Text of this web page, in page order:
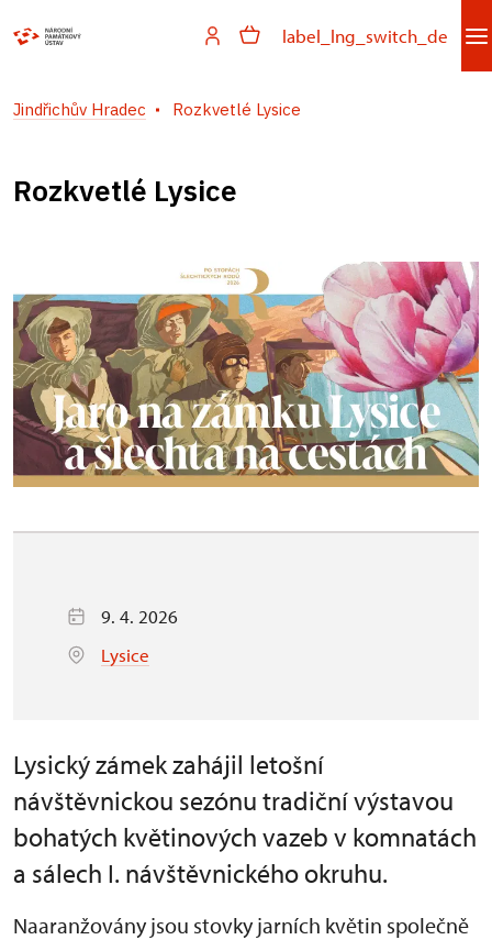
label_lng_switch_de
Jindřichův Hradec Rozkvetlé Lysice
Rozkvetlé Lysice
9. 4. 2026
Lysice
Lysický zámek zahájil letošní
návštěvnickou sezónu tradiční výstavou
bohatých květinových vazeb v komnatách
a sálech I. návštěvnického okruhu.
Naaranžovány jsou stovky jarních květin společně